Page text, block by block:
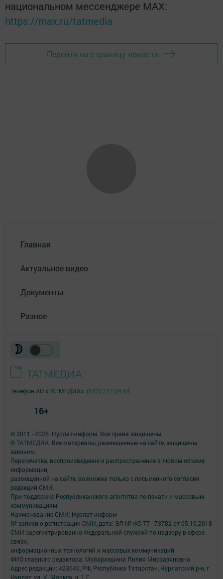
национальном мессенджере MАХ:
https://max.ru/tatmedia
Перейти на страницу новости
Главная
Актуальное видео
Документы
Разное
© 2011 - 2026. Нурлат-⁠информ. Все права защищены.
© ТАТМЕДИА. Все материалы, размещенные на сайте, защищены
законом.
Перепечатка, воспроизведение и распространение в любом объеме
информации,
размещенной на сайте, возможна только с письменного согласия
редакций СМИ.
При поддержке Республиканского агентства по печати и массовым
коммуникациям.
Наименование СМИ: Нурлат-⁠информ
№ записи о регистрации СМИ, дата: ЭЛ № ФС 77 -⁠ 73782 от 05.10.2018
СМИ зарегистрированно Федеральной службой по надзору в сфере
связи,
информационных технологий и массовых коммуникаций
ФИО главного редактора: Мубаракшина Лилия Мирзазяновна
Адрес редакции: 423040, РФ, Республика Татарстан, Нурлатский р-н, г.
Нурлат, ул. К. Маркса, д. 1 Г
Телефон АО «ТАТМЕДИА»: (843) 222 09 84
16+